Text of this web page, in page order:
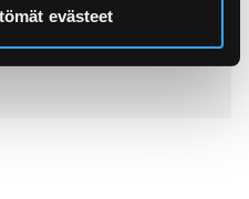
evästeet